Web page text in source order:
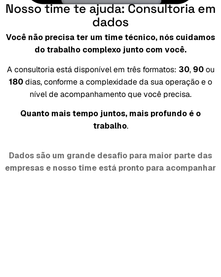
Nossotimeteajuda:Consultoria em
dados
Você não precisa ter um time técnico, nós cuidamos
do trabalho complexo junto com você.
A consultoria está disponível em três formatos: 30, 90ou
180dias, conforme a complexidade da sua operação e o
nível de acompanhamento que você precisa.
Quanto mais tempo juntos, mais profundo é o
trabalho.
empresas e nosso time está pronto para acompanhar
você nesta jornada.